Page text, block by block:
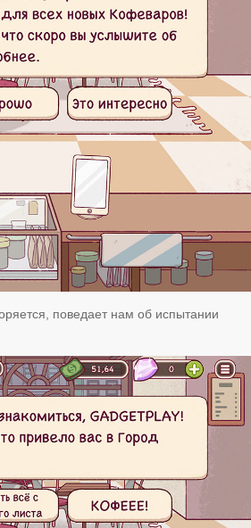
поведает нам об испытании